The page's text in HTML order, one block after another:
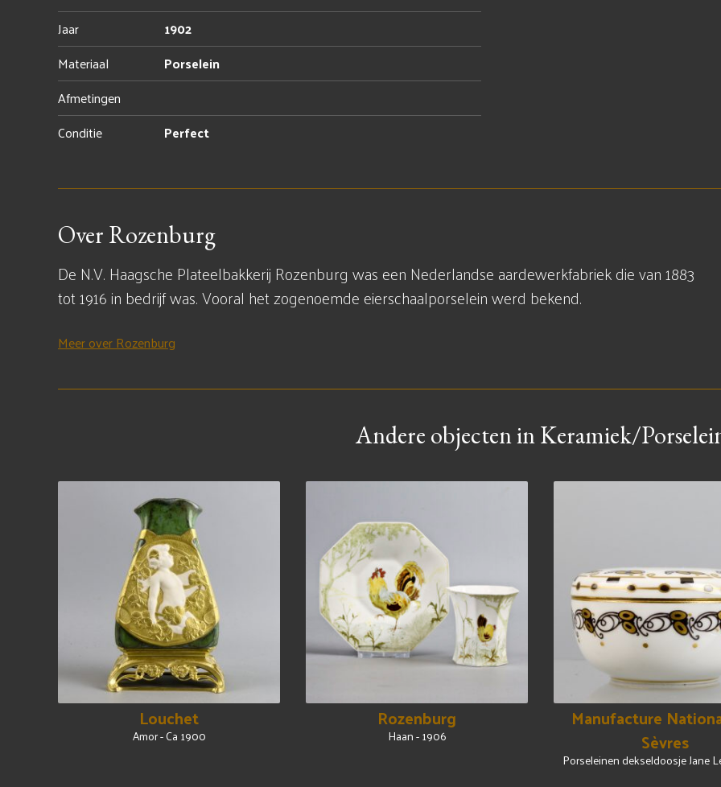
Jaar
1902
Materiaal
Porselein
Afmetingen
Conditie
Perfect
Over Rozenburg
De N.V. Haagsche Plateelbakkerij Rozenburg was een Nederlandse aardewerkfabriek die van 1883
tot 1916 in bedrijf was. Vooral het zogenoemde eierschaalporselein werd bekend.
Meer over Rozenburg
Andere objecten in Keramiek/
Louchet
Amor - Ca 1900
Rozenburg
Haan - 1906
Manufacture
Sèvres
Porseleinen dekseldoosje Jane